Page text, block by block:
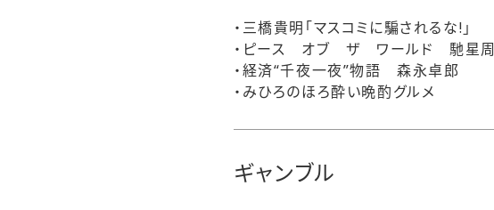
・三橋貴明「マスコミに騙されるな!」
・ピース オブ ザ ワールド 馳星周
・経済“千夜一夜”物語 森永卓郎
・みひろのほろ酔い晩酌グルメ
ギャンブル